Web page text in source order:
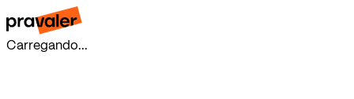
Carregando...